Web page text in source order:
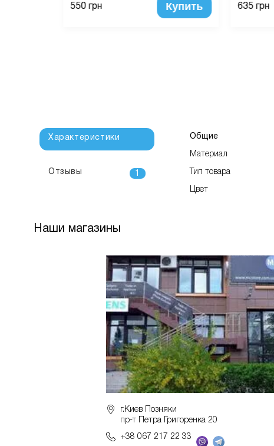
550 грн Купить 635 грн
Характеристики
Отзывы 1
Общие
Материал
Тип товара
Цвет
Наши магазины
г.Киев Позняки
пр-т Петра Григоренка 20
+38 067 217 22 33